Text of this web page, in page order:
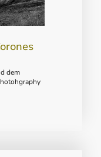
dem